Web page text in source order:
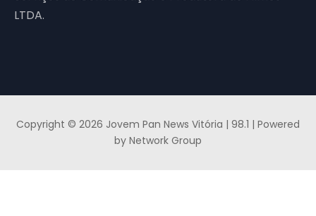
LTDA.
Copyright © 2026 Jovem Pan News Vitória | 98.1 | Powered
by Network Group